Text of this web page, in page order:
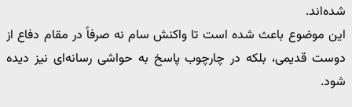
شده‌اند.
این موضوع باعث شده است تا واکنش سام نه صرفاً در مقام دفاع از
دوست قدیمی، بلکه در چارچوب پاسخ به حواشی رسانه‌ای نیز دیده
شود.